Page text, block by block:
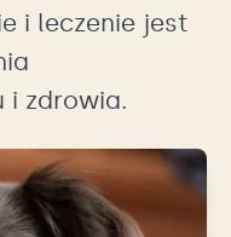
i leczenie jest
i zdrowia.